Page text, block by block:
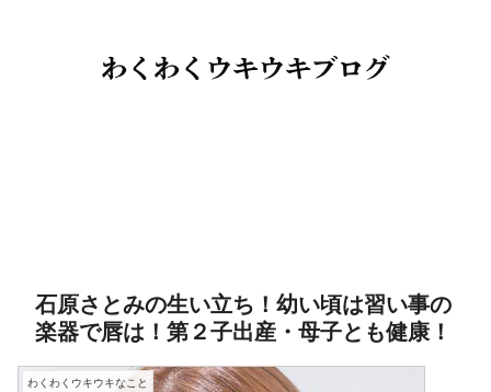
石原さとみの生い立ち！幼い頃は習い事の
楽器で唇は！第２子出産・母子とも健康！
わくわくウキウキなこと